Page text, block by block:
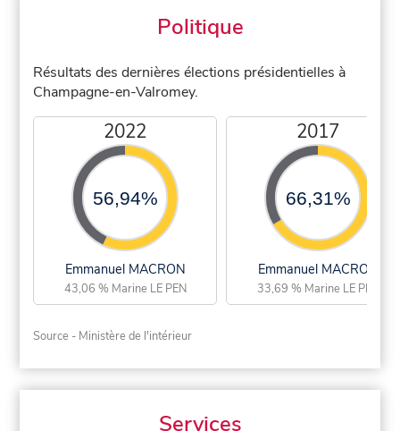
Politique
Résultats des dernières élections présidentielles à
Champagne-en-Valromey.
2022
56,94%
Emmanuel MACRON
43,06 % Marine LE PEN
2017
66,31%
Emmanuel MACRON
33,69 % Marine LE PEN
Source - Ministère de l'intérieur
Services